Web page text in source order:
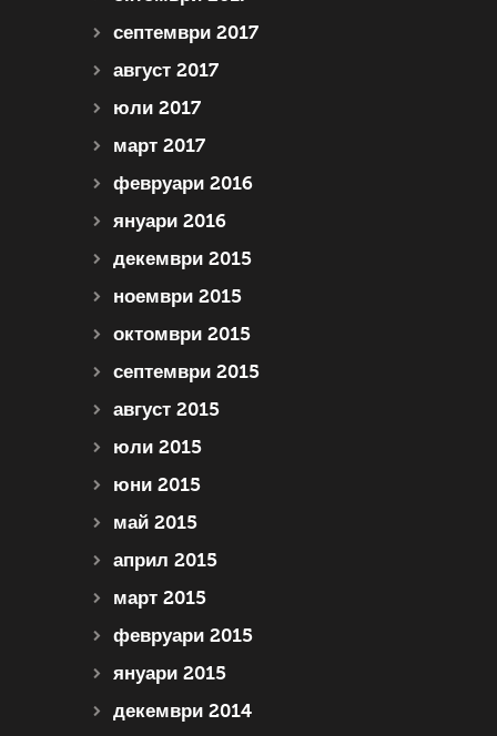
септември 2017
август 2017
юли 2017
март 2017
февруари 2016
януари 2016
декември 2015
ноември 2015
октомври 2015
септември 2015
август 2015
юли 2015
юни 2015
май 2015
април 2015
март 2015
февруари 2015
януари 2015
декември 2014